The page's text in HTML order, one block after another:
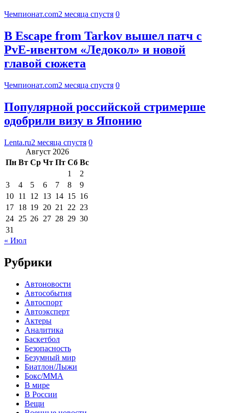
Чемпионат.com2 месяца спустя 0
В Escape from Tarkov вышел патч с
PvE-ивентом «Ледокол» и новой
главой сюжета
Чемпионат.com2 месяца спустя 0
Популярной российской стримерше
одобрили визу в Японию
Lenta.ru2 месяца спустя 0
Август 2026
Пн Вт Ср Чт Пт Сб Вс
1
2
3
4 5 6 7 8
9
10 11 12 13 14 15 16
17 18 19 20 21 22 23
24 25 26 27 28 29 30
31
« Июл
Рубрики
Автоновости
Автособытия
Автоспорт
Автоэксперт
Актеры
Аналитика
Баскетбол
Безопасность
Безумный мир
Биатлон/Лыжи
Бокс/MMA
В мире
В России
Вещи